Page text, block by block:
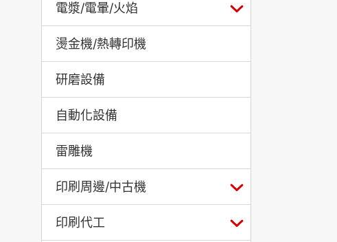
電漿/電暈/火焰
燙金機/熱轉印機
研磨設備
自動化設備
雷雕機
印刷周邊/中古機
印刷代工